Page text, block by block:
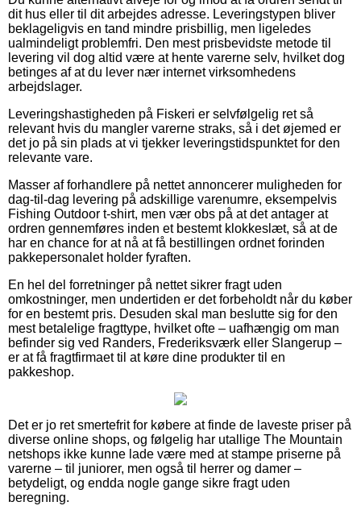
dit hus eller til dit arbejdes adresse. Leveringstypen bliver
beklageligvis en tand mindre prisbillig, men ligeledes
ualmindeligt problemfri. Den mest prisbevidste metode til
levering vil dog altid være at hente varerne selv, hvilket dog
betinges af at du lever nær internet virksomhedens
arbejdslager.
Leveringshastigheden på Fiskeri er selvfølgelig ret så
relevant hvis du mangler varerne straks, så i det øjemed er
det jo på sin plads at vi tjekker leveringstidspunktet for den
relevante vare.
Masser af forhandlere på nettet annoncerer muligheden for
dag-til-dag levering på adskillige varenumre, eksempelvis
Fishing Outdoor t-shirt, men vær obs på at det antager at
ordren gennemføres inden et bestemt klokkeslæt, så at de
har en chance for at nå at få bestillingen ordnet forinden
pakkepersonalet holder fyraften.
En hel del forretninger på nettet sikrer fragt uden
omkostninger, men undertiden er det forbeholdt når du køber
for en bestemt pris. Desuden skal man beslutte sig for den
mest betalelige fragttype, hvilket ofte – uafhængig om man
befinder sig ved Randers, Frederiksværk eller Slangerup –
er at få fragtfirmaet til at køre dine produkter til en
pakkeshop.
Det er jo ret smertefrit for købere at finde de laveste priser på
diverse online shops, og følgelig har utallige The Mountain
netshops ikke kunne lade være med at stampe priserne på
varerne – til juniorer, men også til herrer og damer –
betydeligt, og endda nogle gange sikre fragt uden
beregning.